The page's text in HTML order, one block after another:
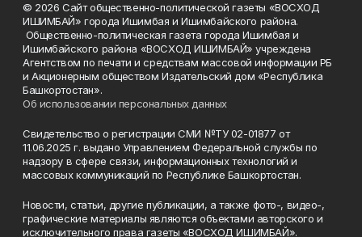
© 2026 Сайт общественно-политической газеты «ВОСХОД
ИШИМБАЙ» города Ишимбая и Ишимбайского района.
Общественно-политическая газета города Ишимбая и
Ишимбайского района «ВОСХОД ИШИМБАЙ» учреждена
Агентством по печати и средствам массовой информации РБ
и Акционерным обществом Издательский дом «Республика
Башкортостан».
Об использовании персональных данных
Свидетельство о регистрации СМИ №ТУ 02-01877 от
11.06.2025 г. выдано Управлением Федеральной службы по
надзору в сфере связи, информационных технологий и
массовых коммуникаций по Республике Башкортостан.
Новости, статьи, другие публикации, а также фото-, видео-,
графические материалы являются объектами авторского и
исключительного права газеты «ВОСХОД ИШИМБАЙ».